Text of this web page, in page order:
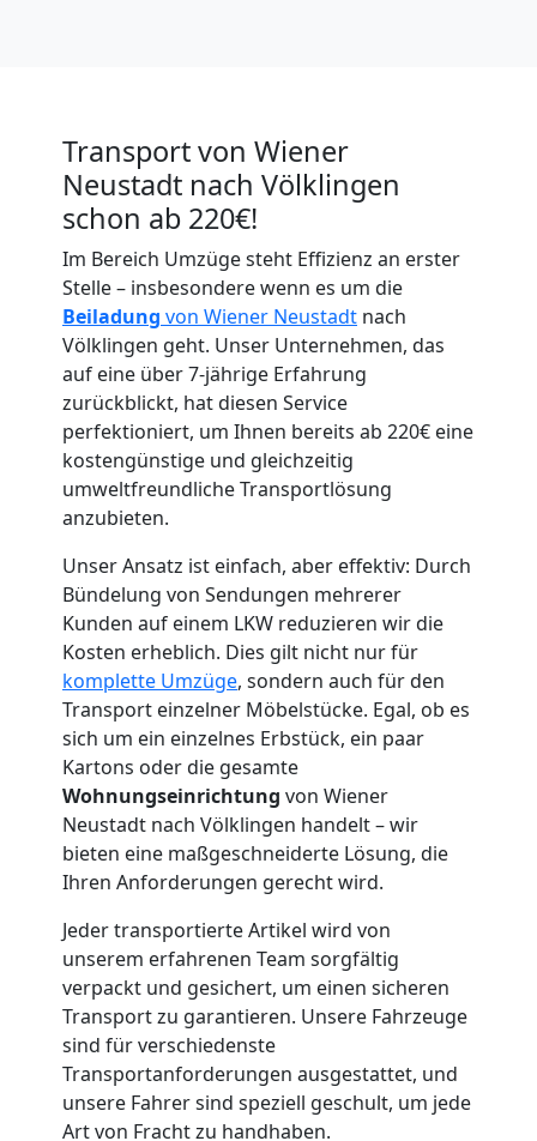
Transport von Wiener
Neustadt nach Völklingen
schon ab 220€!
Im Bereich Umzüge steht Effizienz an erster
Stelle – insbesondere wenn es um die
Beiladung von Wiener Neustadt nach
Völklingen geht. Unser Unternehmen, das
auf eine über 7-jährige Erfahrung
zurückblickt, hat diesen Service
perfektioniert, um Ihnen bereits ab 220€ eine
kostengünstige und gleichzeitig
umweltfreundliche Transportlösung
anzubieten.
Unser Ansatz ist einfach, aber effektiv: Durch
Bündelung von Sendungen mehrerer
Kunden auf einem LKW reduzieren wir die
Kosten erheblich. Dies gilt nicht nur für
komplette Umzüge, sondern auch für den
Transport einzelner Möbelstücke. Egal, ob es
sich um ein einzelnes Erbstück, ein paar
Kartons oder die gesamte
Wohnungseinrichtung von Wiener
Neustadt nach Völklingen handelt – wir
bieten eine maßgeschneiderte Lösung, die
Ihren Anforderungen gerecht wird.
Jeder transportierte Artikel wird von
unserem erfahrenen Team sorgfältig
verpackt und gesichert, um einen sicheren
Transport zu garantieren. Unsere Fahrzeuge
sind für verschiedenste
Transportanforderungen ausgestattet, und
unsere Fahrer sind speziell geschult, um jede
Art von Fracht zu handhaben.
Umzugshelfer
Wiener
Neustadt
Möbeltaxi
Wiener
Neustadt
Kleintransport
Wiener
Neustadt
Möbelmontage
Wiener
Neustadt